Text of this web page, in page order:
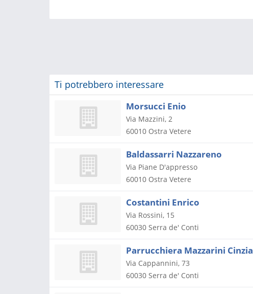
Ti potrebbero interessare
Morsucci Enio
Via Mazzini, 2
60010 Ostra Vetere
Baldassarri Nazzareno
Via Piane D'appresso
60010 Ostra Vetere
Costantini Enrico
Via Rossini, 15
60030 Serra de' Conti
Parrucchiera Mazzarini Cinzia
Via Cappannini, 73
60030 Serra de' Conti